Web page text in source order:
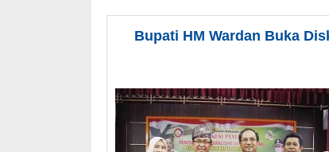
Bupati HM Wardan Buka